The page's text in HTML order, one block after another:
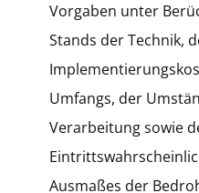
Vorgaben unter
Stands der Technik,
Umfangs, der
Verarbeitung sowie
Ausmaßes der